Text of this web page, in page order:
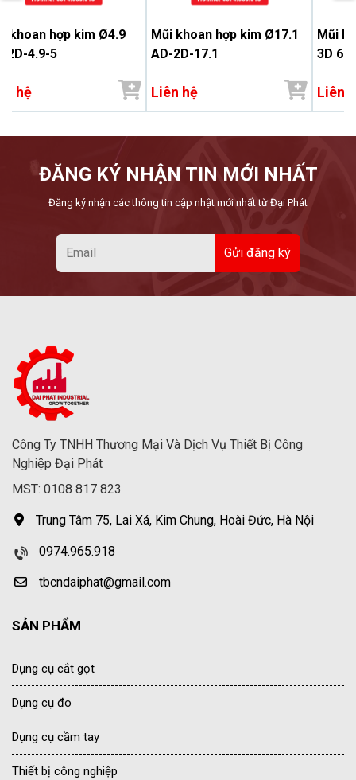
khoan hợp kim Ø4.9
2D-4.9-5
hệ
Mũi khoan hợp kim Ø17.1
AD-2D-17.1
Liên hệ
Mũi
3D
Liên
ĐĂNG KÝ NHẬN TIN MỚI NHẤT
Đăng ký nhận các thông tin cập nhật mới nhất từ Đại Phát
Công Ty TNHH Thương Mại Và Dịch Vụ Thiết Bị Công
Nghiệp Đại Phát
MST: 0108 817 823
Trung Tâm 75, Lai Xá, Kim Chung, Hoài Đức, Hà Nội
0974.965.918
tbcndaiphat@gmail.com
SẢN PHẨM
Dụng cụ cắt gọt
Dụng cụ đo
Dụng cụ cầm tay
Thiết bị công nghiệp